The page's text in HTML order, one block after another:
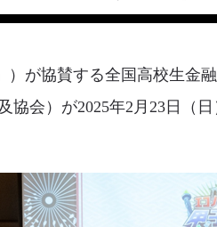
が協賛する全国高校生金
協会）が2025年2月23日